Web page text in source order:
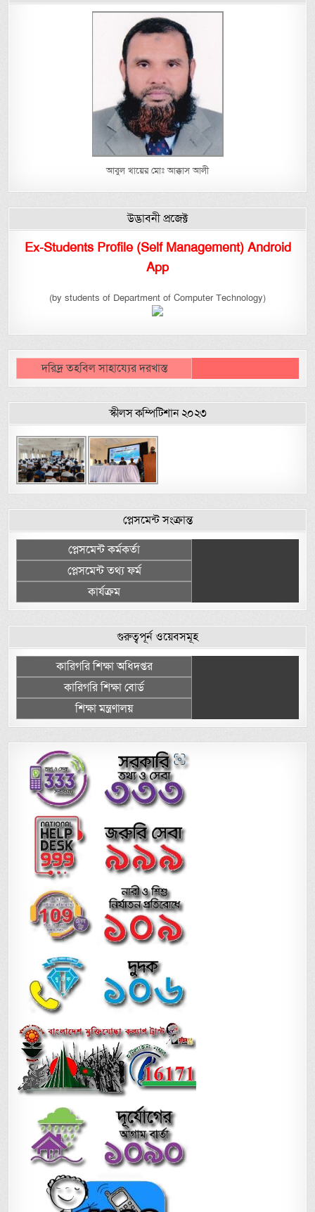
আবুল খায়ের মোঃ আক্কাস আলী
উদ্ভাবনী প্রজেক্ট
Ex-Students Profile (Self Management) Android
App
(by students of Department of Computer Technology)
দরিদ্র তহবিল সাহায্যের দরখাস্ত
স্কীলস কম্পিটিশান ২০২৩
প্লেসমেন্ট সংক্রান্ত
প্লেসমেন্ট কর্মকর্তা
প্লেসমেন্ট তথ্য ফর্ম
কার্যক্রম
গুরুত্বপূর্ন ওয়েবসমূহ
কারিগরি শিক্ষা অধিদপ্তর
কারিগরি শিক্ষা বোর্ড
শিক্ষা মন্ত্রণালয়